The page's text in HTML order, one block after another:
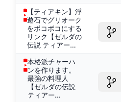
【ティアキン】浮
遊石でグリオーク
をボコボコにする
リンク【ゼルダの
伝説 ティアー...
本格派チャーハ
ンを作ります。
最強の料理人
【ゼルダの伝説
ティアー...